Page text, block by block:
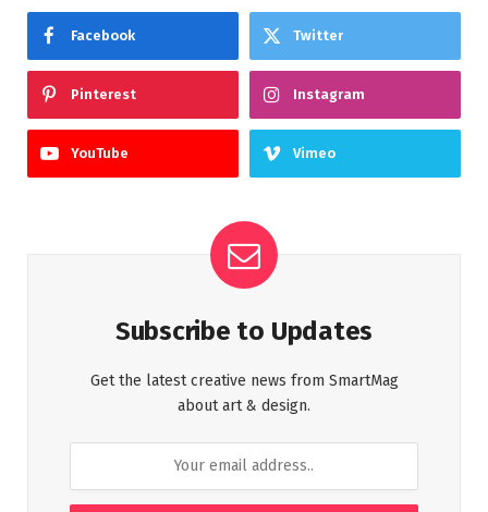
Facebook Twitter
Pinterest Instagram
YouTube Vimeo
Subscribe to Updates
Get the latest creative news from SmartMag
about art & design.